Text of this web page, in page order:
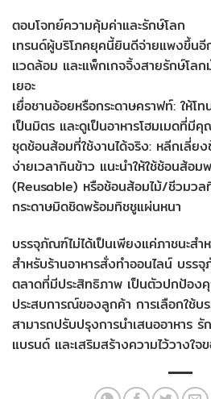
ตอบโจทย์ความคุ้มค่าและรักษ์โลก
เทรนด์ผู้บริโภคยุคนี้ยินดีจ่ายแพงขึ้นอี
แวดล้อม และแพ็กเกจจิ้งสายรักษ์โล
เยอะ
เยื่อชานอ้อยหรือกระดาษคราฟท์: ให้
เป็นมิตร และดูเป็นอาหารโฮมเมดที่มี
ชุดช้อนส้อมที่ใช้งานได้จริง: หลีกเลี่ย
ง่ายเวลากินข้าว แนะนำให้ใช้ช้อนส้อม
(Reusable) หรือช้อนส้อมไม้/ชีวมวล
กระดาษมิดชิดพร้อมทิชชูแผ่นหนา
บรรจุภัณฑ์ไม่ได้เป็นเพียงแค่ภาชนะสำ
สำหรับร้านอาหารสั่งทำออนไลน์ บรร
ตลาดที่มีประสิทธิภาพ เป็นตัวปกป้อง
ประสบการณ์ของลูกค้า การเลือกใช้
สามารถปรับปรุงการนำเสนออาหาร
แบรนด์ และเสริมสร้างความไว้วางใจ